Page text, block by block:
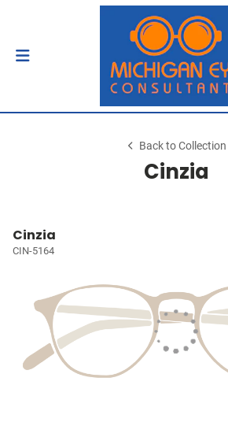
Back to Collection
Cinzia
Cinzia
CIN-5164